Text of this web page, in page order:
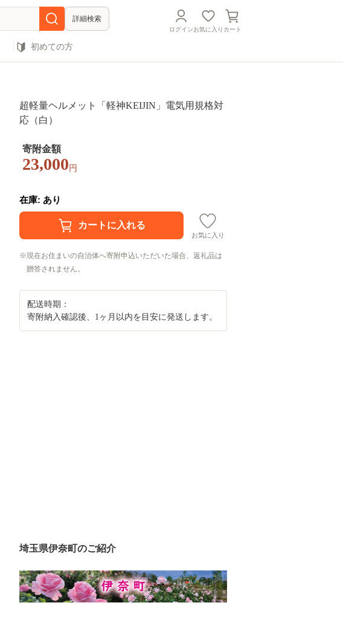
詳細検索
ログインお気に入り カート
初めての方
超軽量ヘルメット「軽神KEIJIN」電気用規格対
応（白）
寄附金額
23,000 円
在庫: あり
お気に入り
現在お住まいの自治体へ寄附申込いただいた場合、返礼品は
贈答されません。
配送時期：
寄附納入確認後、1ヶ月以内を目安に発送します。
埼玉県伊奈町のご紹介